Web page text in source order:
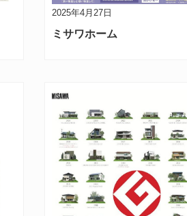
2025年4月27日
ミサワホーム